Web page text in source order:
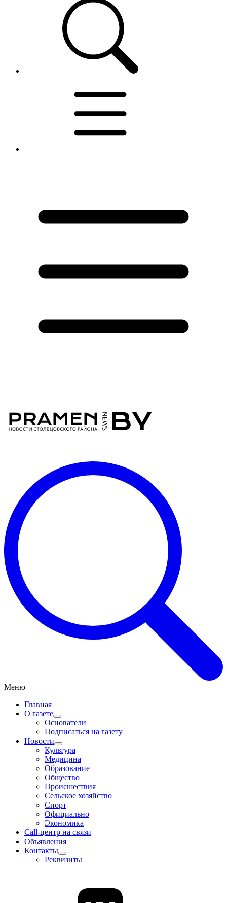
Меню
Главная
О газете
Основатели
Подписаться на газету
Новости
Культура
Медицина
Образование
Общество
Происшествия
Сельское хозяйство
Спорт
Официально
Экономика
Call-центр на связи
Объявления
Контакты
Реквизиты